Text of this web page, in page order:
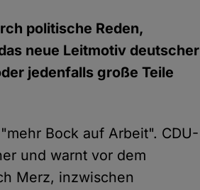
politische Reden,
neue Leitmotiv deutscher
jedenfalls große Teile
Bock auf Arbeit". CDU-
und warnt vor dem
Merz, inzwischen